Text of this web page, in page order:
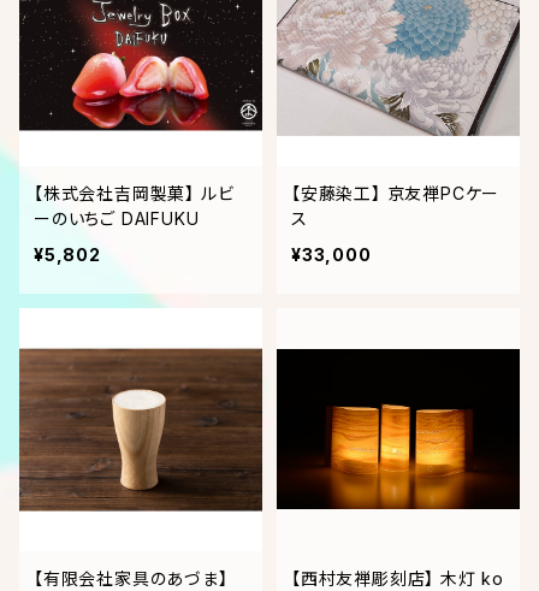
【株式会社吉岡製菓】 ルビ
ーのいちご DAIFUKU
¥5,802
【安藤染工】 京友禅PCケー
ス
¥33,000
【有限会社家具のあづま】
【西村友禅彫刻店】 木灯 ko